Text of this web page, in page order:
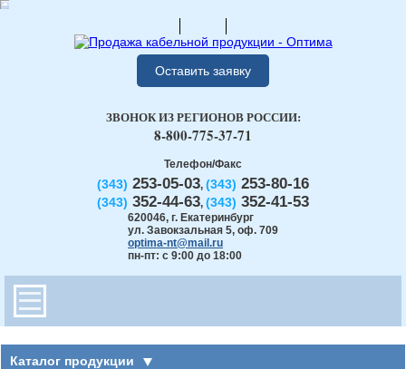
Оставить заявку
Телефон/Факс
(343) 253-05-03, (343) 253-80-16
(343) 352-44-63, (343) 352-41-53
620046, г. Екатеринбург
ул. Завокзальная 5, оф. 709
optima-nt@mail.ru
пн-пт: с 9:00 до 18:00
ЗВОНОК ИЗ РЕГИОНОВ РОССИИ:
8-800-775-37-71
Каталог продукции